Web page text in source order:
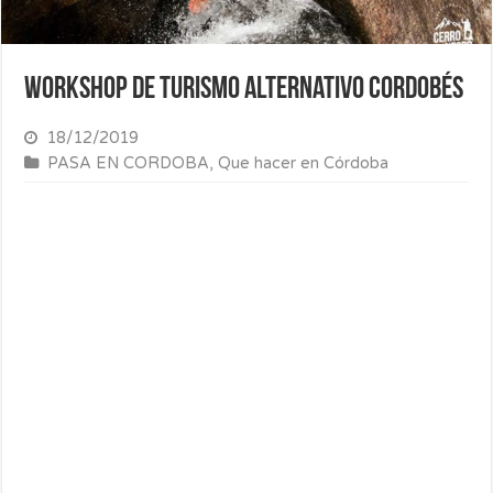
WorkShop de turismo alternativo cordobés
18/12/2019
PASA EN CORDOBA,Que hacer en Córdoba